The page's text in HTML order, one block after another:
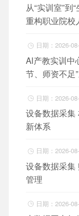
从“实训室”到
重构职业院校
 日期：2026-
AI产教实训中
节、师资不足
 日期：2026-
设备数据采集
新体系
 日期：2026-
设备数据采集
管理
 日期：2026-